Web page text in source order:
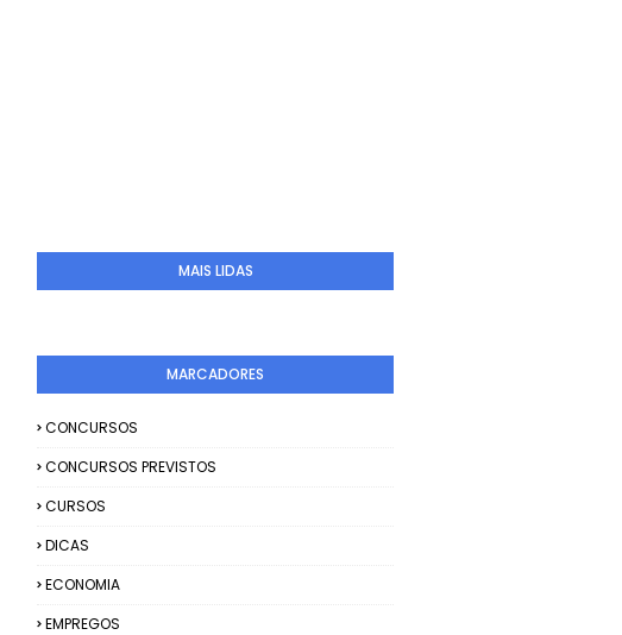
MAIS LIDAS
MARCADORES
CONCURSOS
CONCURSOS PREVISTOS
CURSOS
DICAS
ECONOMIA
EMPREGOS